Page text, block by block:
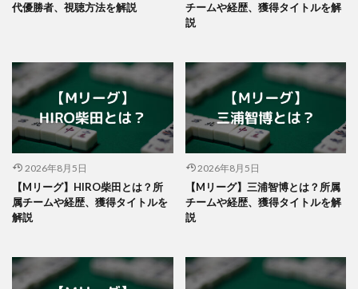
代優勝者、視聴方法を解説
チームや経歴、獲得タイトルを解
説
2026年8月5日
【Mリーグ】HIRO柴田とは？所
属チームや経歴、獲得タイトルを
解説
2026年8月5日
【Mリーグ】三浦智博とは？所属
チームや経歴、獲得タイトルを解
説